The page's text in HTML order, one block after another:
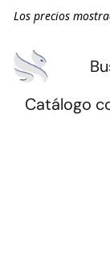
Los precios
Catálogo